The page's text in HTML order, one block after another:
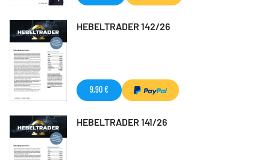
HEBELTRADER 142/26
9,90 €
HEBELTRADER 141/26